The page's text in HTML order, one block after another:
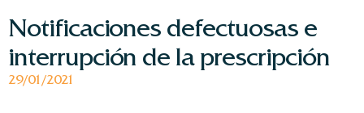
Notificaciones defectuosas e
interrupción de la prescripción
29/01/2021